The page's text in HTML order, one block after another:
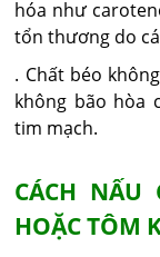
hóa như
tổn thương do
. Chất béo
không bão hòa
tim mạch.
CÁCH NẤU
HOẶC TÔM